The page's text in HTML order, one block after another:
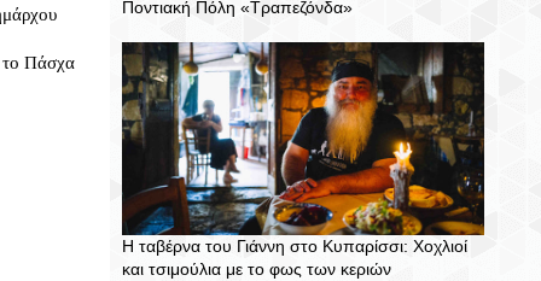
το Πάσχα
Ποντιακή Πόλη «Τραπεζόνδα»
Η ταβέρνα του Γιάννη στο Κυπαρίσσι: Χοχλιοί
και τσιμούλια με το φως των κεριών